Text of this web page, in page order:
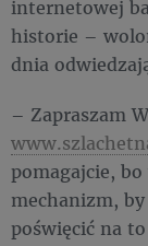
internetowej
historie –
dnia
– Zapraszam
pomagajcie,
mechanizm,
poświęcić na